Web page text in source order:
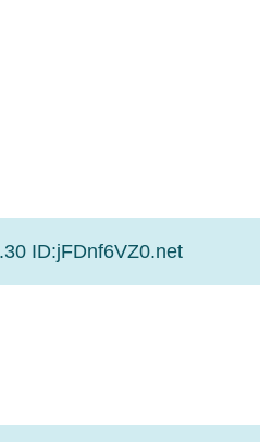
ID:jFDnf6VZ0.net